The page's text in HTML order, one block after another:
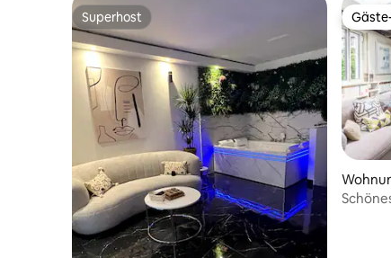
Superhost
Superhost